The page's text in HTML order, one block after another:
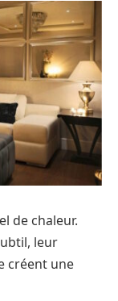
de chaleur.
leur
créent une